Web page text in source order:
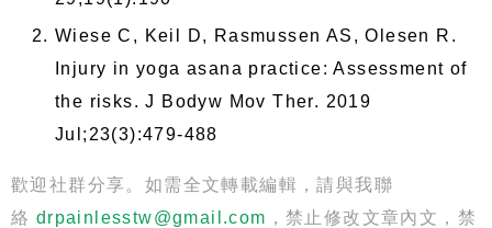
Wiese C, Keil D, Rasmussen AS, Olesen R.
Injury in yoga asana practice: Assessment of
the risks. J Bodyw Mov Ther. 2019
Jul;23(3):479-488
歡迎社群分享。如需全文轉載編輯，請與我聯
絡 drpainlesstw@gmail.com ，禁止修改文章內文，禁